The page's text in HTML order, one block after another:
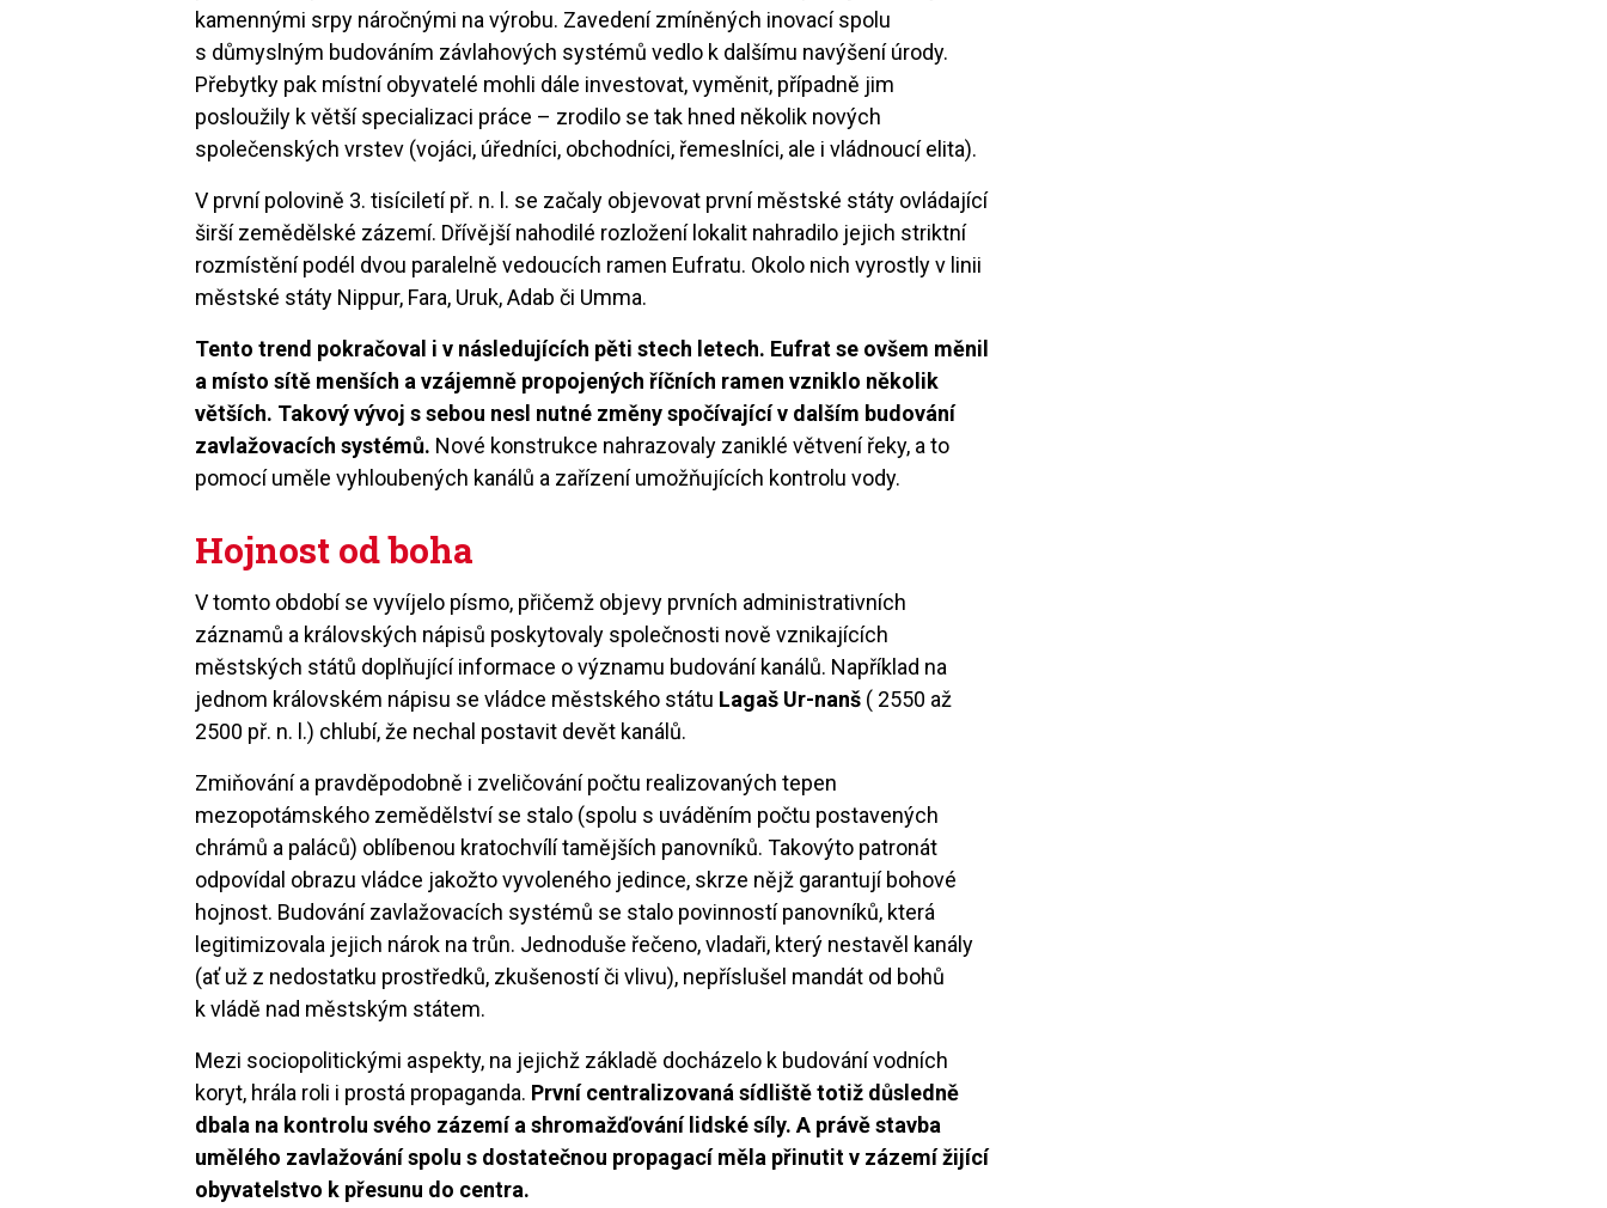
kamennými srpy náročnými na výrobu. Zavedení zmíněných inovací spolu
s důmyslným budováním závlahových systémů vedlo k dalšímu navýšení úrody.
Přebytky pak místní obyvatelé mohli dále investovat, vyměnit, případně jim
posloužily k větší specializaci práce – zrodilo se tak hned několik nových
společenských vrstev (vojáci, úředníci, obchodníci, řemeslníci, ale i vládnoucí elita).
V první polovině 3. tisíciletí př. n. l. se začaly objevovat první městské státy ovládající
širší zemědělské zázemí. Dřívější nahodilé rozložení lokalit nahradilo jejich striktní
rozmístění podél dvou paralelně vedoucích ramen Eufratu. Okolo nich vyrostly v linii
městské státy Nippur, Fara, Uruk, Adab či Umma.
Tento trend pokračoval i v následujících pěti stech letech. Eufrat se ovšem měnil
a místo sítě menších a vzájemně propojených říčních ramen vzniklo několik
větších. Takový vývoj s sebou nesl nutné změny spočívající v dalším budování
zavlažovacích systémů. Nové konstrukce nahrazovaly zaniklé větvení řeky, a to
pomocí uměle vyhloubených kanálů a zařízení umožňujících kontrolu vody.
Hojnost od boha
V tomto období se vyvíjelo písmo, přičemž objevy prvních administrativních
záznamů a královských nápisů poskytovaly společnosti nově vznikajících
městských států doplňující informace o významu budování kanálů. Například na
jednom královském nápisu se vládce městského státu Lagaš Ur-nanš ( 2550 až
2500 př. n. l.) chlubí, že nechal postavit devět kanálů.
Zmiňování a pravděpodobně i zveličování počtu realizovaných tepen
mezopotámského zemědělství se stalo (spolu s uváděním počtu postavených
chrámů a paláců) oblíbenou kratochvílí tamějších panovníků. Takovýto patronát
odpovídal obrazu vládce jakožto vyvoleného jedince, skrze nějž garantují bohové
hojnost. Budování zavlažovacích systémů se stalo povinností panovníků, která
legitimizovala jejich nárok na trůn. Jednoduše řečeno, vladaři, který nestavěl kanály
(ať už z nedostatku prostředků, zkušeností či vlivu), nepříslušel mandát od bohů
k vládě nad městským státem.
Mezi sociopolitickými aspekty, na jejichž základě docházelo k budování vodních
koryt, hrála roli i prostá propaganda. První centralizovaná sídliště totiž důsledně
dbala na kontrolu svého zázemí a shromažďování lidské síly. A právě stavba
umělého zavlažování spolu s dostatečnou propagací měla přinutit v zázemí žijící
obyvatelstvo k přesunu do centra.